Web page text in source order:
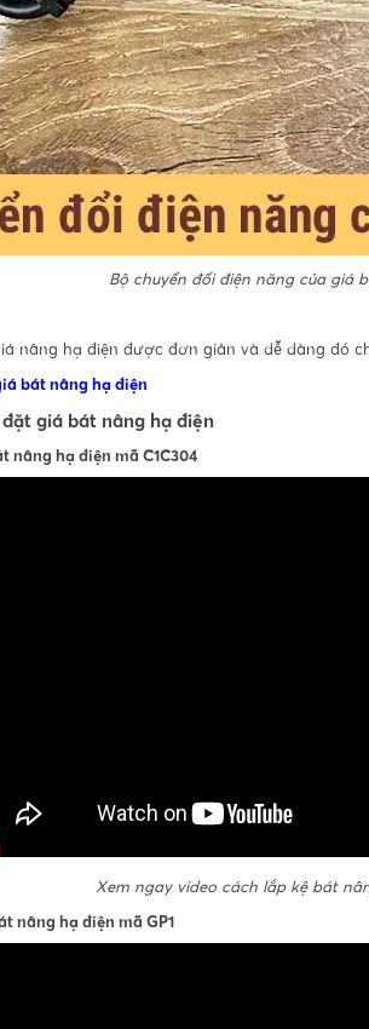
Bộ chuyển đổi điện năng của giá
nâng hạ điện được đơn giản và dễ dàng đó
bát nâng hạ điện
giá bát nâng hạ điện
nâng hạ điện mã C1C304
Xem ngay video cách lắp kệ bát
nâng hạ điện mã GP1